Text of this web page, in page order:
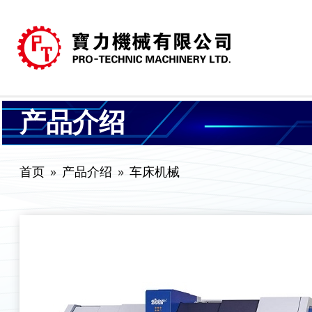
产品介绍
首页 产品介绍 车床机械